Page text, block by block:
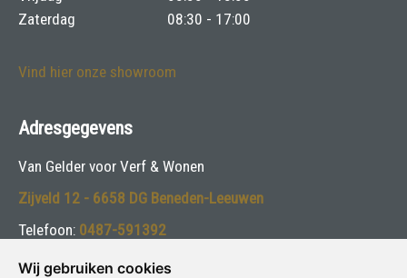
Wij gebruiken cookies
Zaterdag
08:30 - 17:00
Vind hier onze showroom
Adresgegevens
Van Gelder voor Verf & Wonen
Zijveld 12 - 6658 DG Beneden-Leeuwen
Telefoon: 0487-591392
E-mail:info@vangelderverf.nl